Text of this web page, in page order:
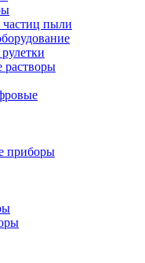
пыли
растворы
приборы